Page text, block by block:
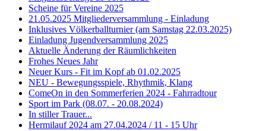
Scheine für Vereine 2025
21.05.2025 Mitgliederversammlung - Einladung
Inklusives Völkerballturnier (am Samstag 22.03.2025)
Einladung Jugendversammlung 2025
Aktuelle Änderung der Räumlichkeiten
Frohes Neues Jahr
Neuer Kurs - Fit im Kopf ab 01.02.2025
NEU - Bewegungsspiele, Rhythmik, Klang
ComeOn in den Sommerferien 2024 - Fahrradtour
Sport im Park (08.07. - 20.08.2024)
In stiller Trauer...
Hermilauf 2024 am 27.04.2024 / 11 - 15 Uhr